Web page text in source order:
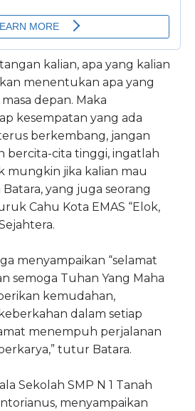
kalian, apa yang kalian
menentukan apa yang
depan. Maka
kesempatan yang ada
berkembang, jangan
bercita-cita tinggi, ingatlah
mungkin jika kalian mau
Batara, yang juga seorang
Cahu Kota EMAS “Elok,
menyampaikan “selamat
semoga Tuhan Yang Maha
kemudahan,
dalam setiap
menempuh perjalanan
tutur Batara.
Sekolah SMP N 1 Tanah
menyampaikan